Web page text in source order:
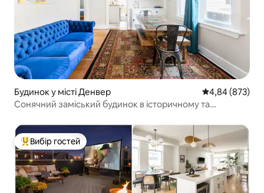
Будинок у місті Денвер Середня
4,84 (873)
Сонячний заміський будинок в історичному та
Топ вибір гостей
Вибір гостей